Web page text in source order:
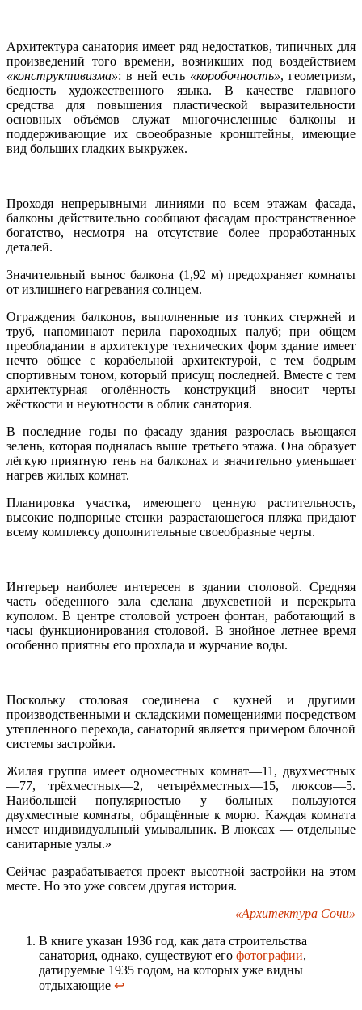
Архитектура санатория имеет ряд недостатков, типичных для
произведений того времени, возникших под воздействием
«конструктивизма»: в ней есть «коробочность», геометризм,
бедность художественного языка. В качестве главного
средства для повышения пластической выразительности
основных объёмов служат многочисленные балконы и
поддерживающие их своеобразные кронштейны, имеющие
вид больших гладких выкружек.
Проходя непрерывными линиями по всем этажам фасада,
балконы действительно сообщают фасадам пространственное
богатство, несмотря на отсутствие более проработанных
деталей.
Значительный вынос балкона (1,92 м) предохраняет комнаты
от излишнего нагревания солнцем.
Ограждения балконов, выполненные из тонких стержней и
труб, напоминают перила пароходных палуб; при общем
преобладании в архитектуре технических форм здание имеет
нечто общее с корабельной архитектурой, с тем бодрым
спортивным тоном, который присущ последней. Вместе с тем
архитектурная оголённость конструкций вносит черты
жёсткости и неуютности в облик санатория.
В последние годы по фасаду здания разрослась вьющаяся
зелень, которая поднялась выше третьего этажа. Она образует
лёгкую приятную тень на балконах и значительно уменьшает
нагрев жилых комнат.
Планировка участка, имеющего ценную растительность,
высокие подпорные стенки разрастающегося пляжа придают
всему комплексу дополнительные своеобразные черты.
Интерьер наиболее интересен в здании столовой. Средняя
часть обеденного зала сделана двухсветной и перекрыта
куполом. В центре столовой устроен фонтан, работающий в
часы функционирования столовой. В знойное летнее время
особенно приятны его прохлада и журчание воды.
Поскольку столовая соединена с кухней и другими
производственными и складскими помещениями посредством
утепленного перехода, санаторий является примером блочной
системы застройки.
Жилая группа имеет одноместных комнат—11, двухместных
—77, трёхместных—2, четырёхместных—15, люксов—5.
Наибольшей популярностью у больных пользуются
двухместные комнаты, обращённые к морю. Каждая комната
имеет индивидуальный умывальник. В люксах — отдельные
санитарные узлы.»
Сейчас разрабатывается проект высотной застройки на этом
месте. Но это уже совсем другая история.
«Архитектура Сочи»
В книге указан 1936 год, как дата строительства
санатория, однако, существуют его фотографии,
датируемые 1935 годом, на которых уже видны
отдыхающие ↩